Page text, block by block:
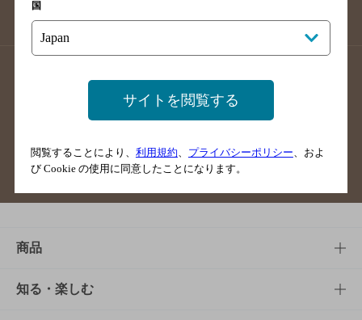
掲載店舗様ログイン
サイトマップ ご意見・ご感想
商品
商品TOP
知る・楽しむ
国
サイトを閲覧する
閲覧することにより、 利用規約、 プライバシーポリシー、およ
び Cookie の使用に同意したことになります。